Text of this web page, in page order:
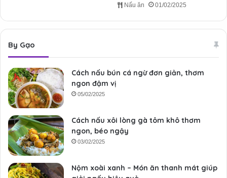
Nấu ăn 01/02/2025
By Gạo
Cách nấu bún cá ngừ đơn giản, thơm
ngon đậm vị
05/02/2025
Cách nấu xôi lòng gà tôm khô thơm
ngon, béo ngậy
03/02/2025
Nộm xoài xanh – Món ăn thanh mát giúp